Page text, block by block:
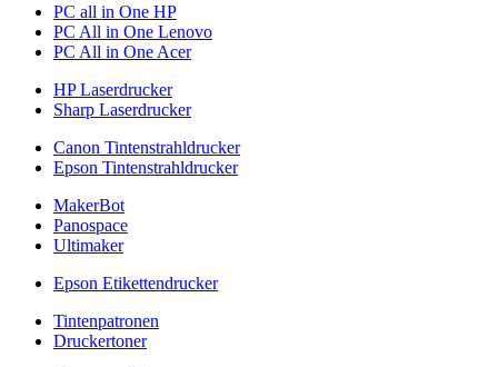
PC all in One HP
PC All in One Lenovo
PC All in One Acer
HP Laserdrucker
Sharp Laserdrucker
Canon Tintenstrahldrucker
Epson Tintenstrahldrucker
MakerBot
Panospace
Ultimaker
Epson Etikettendrucker
Tintenpatronen
Druckertoner